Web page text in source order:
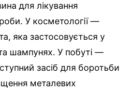
для лікування
У косметології —
яка застосовується у
та шампунях. У побуті —
засіб для боротьби
металевих